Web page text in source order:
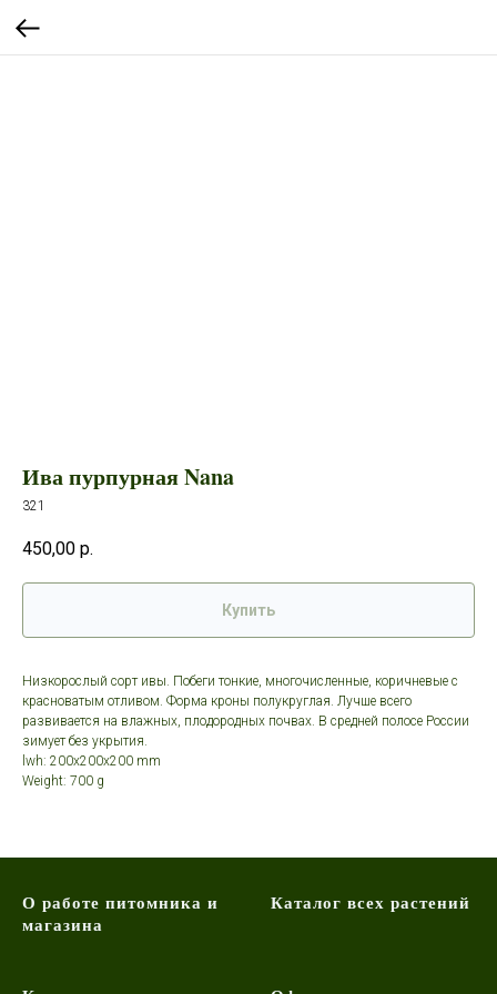
Ива пурпурная Nana
321
450,00 р.
Купить
Низкорослый сорт ивы. Побеги тонкие, многочисленные, коричневые с
красноватым отливом. Форма кроны полукруглая. Лучше всего
развивается на влажных, плодородных почвах. В средней полосе России
зимует без укрытия.
lwh: 200x200x200 mm
Weight: 700 g
О работе питомника и
магазина
Каталог всех растений